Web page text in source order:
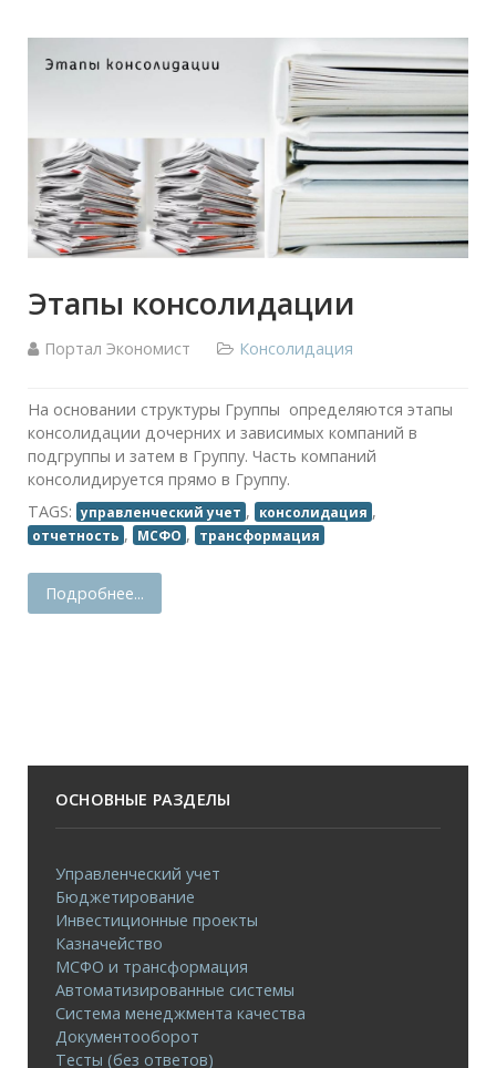
Этапы консолидации
Портал Экономист Консолидация
На основании структуры Группы определяются этапы
консолидации дочерних и зависимых компаний в
подгруппы и затем в Группу. Часть компаний
консолидируется прямо в Группу.
TAGS: управленческий учет , консолидация ,
отчетность , МСФО , трансформация
Подробнее...
ОСНОВНЫЕ РАЗДЕЛЫ
Управленческий учет
Бюджетирование
Инвестиционные проекты
Казначейство
МСФО и трансформация
Автоматизированные системы
Система менеджмента качества
Документооборот
Тесты (без ответов)